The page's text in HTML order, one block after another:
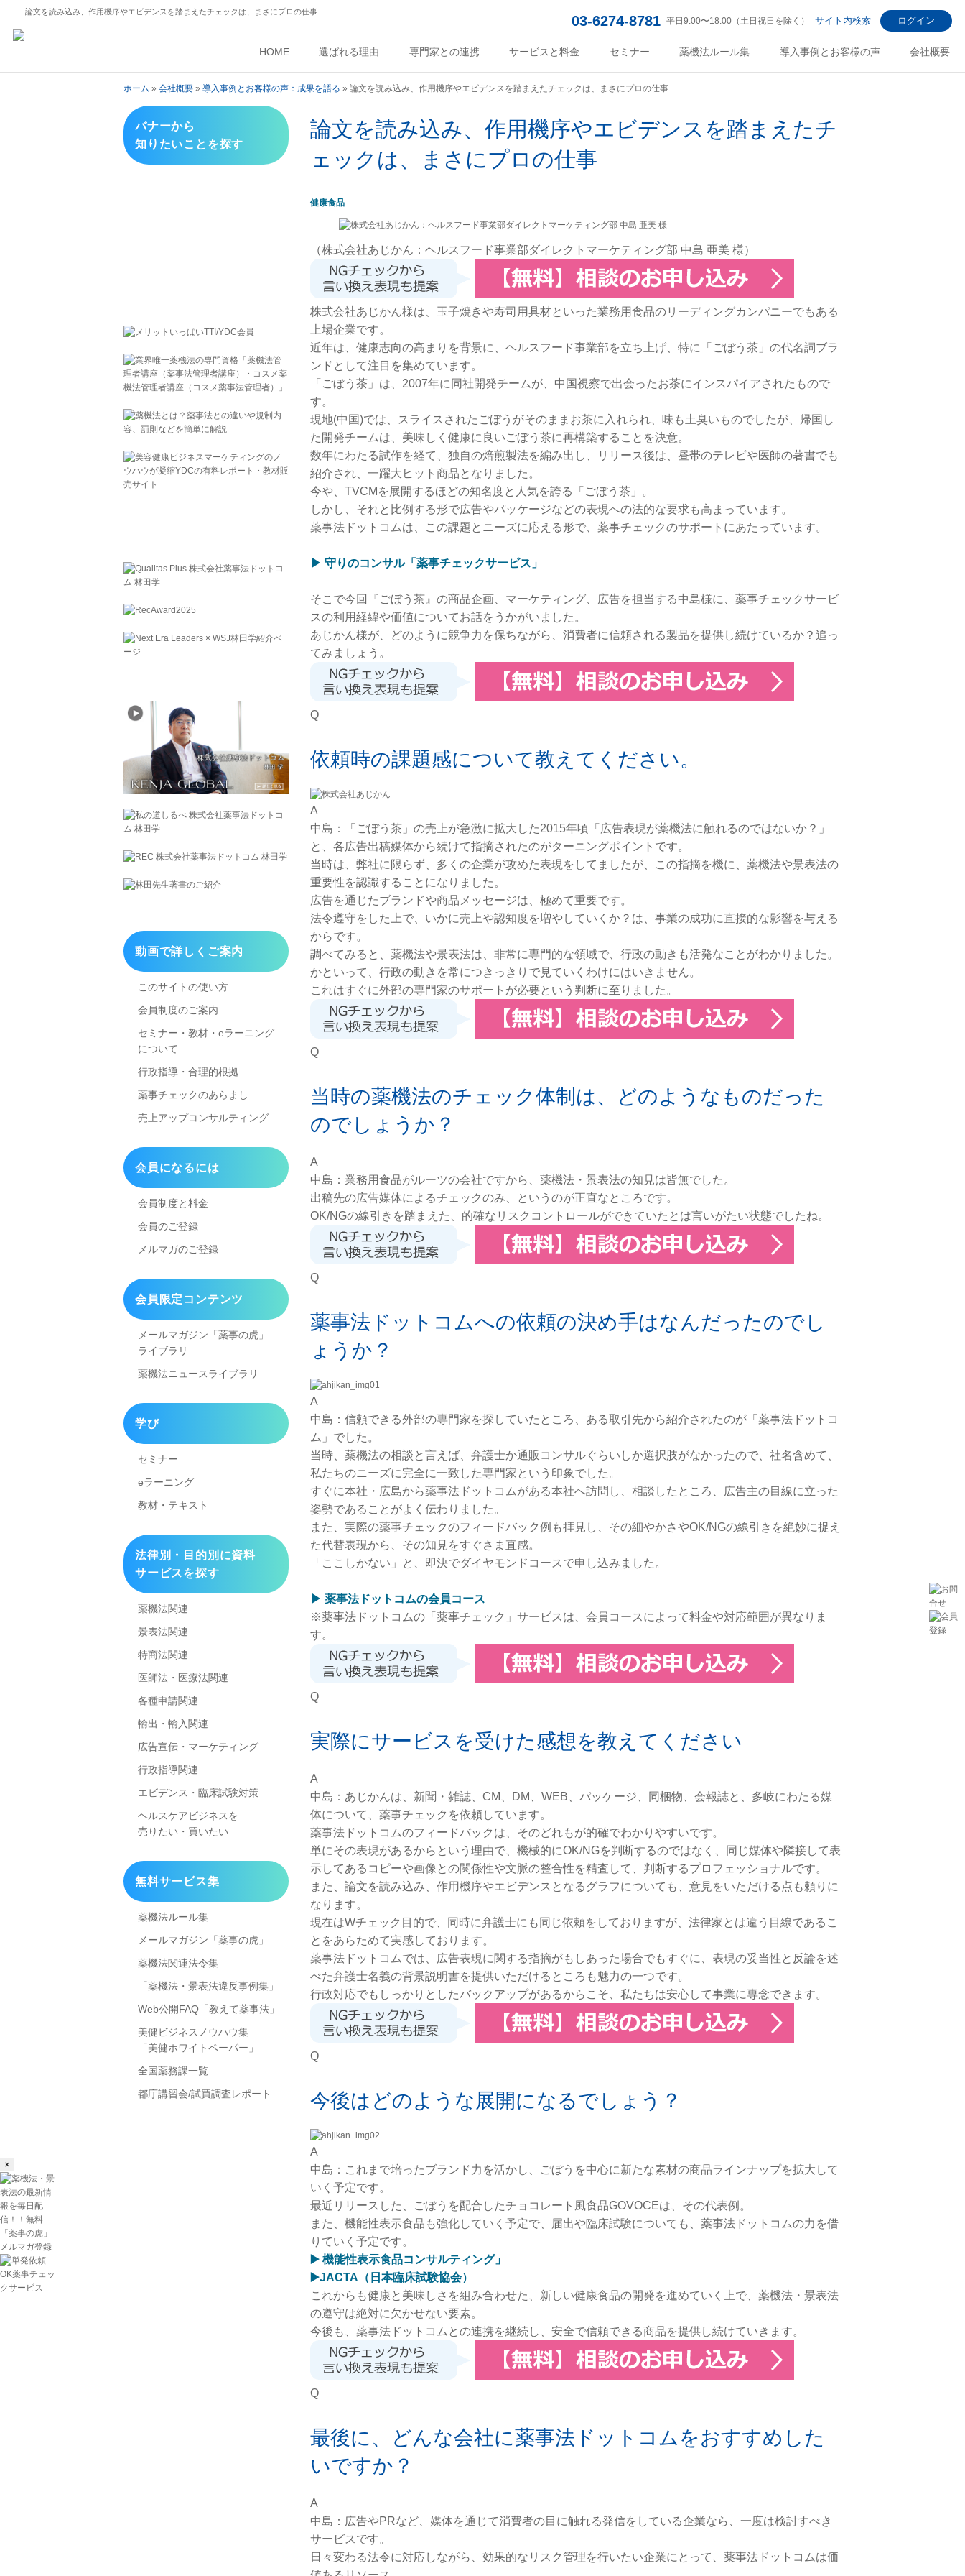
論文を読み込み、作用機序やエビデンスを踏まえたチェックは、まさにプロの仕事
03-6274-8781 平日9:00〜18:00（土日祝日を除く） サイト内検索 ログイン
HOME 選ばれる理由 専門家との連携 サービスと料金 セミナー 薬機法ルール集 導入事例とお客様の声 会社概要
×
ホーム » 会社概要 » 導入事例とお客様の声：成果を語る » 論文を読み込み、作用機序やエビデンスを踏まえたチェックは、まさにプロの仕事
論文を読み込み、作用機序やエビデンスを踏まえたチ
ェックは、まさにプロの仕事
健康食品
（株式会社あじかん：ヘルスフード事業部ダイレクトマーケティング部 中島 亜美 様）
株式会社あじかん様は、玉子焼きや寿司用具材といった業務用食品のリーディングカンパニーでもある
上場企業です。
近年は、健康志向の高まりを背景に、ヘルスフード事業部を立ち上げ、特に「ごぼう茶」の代名詞ブラ
ンドとして注目を集めています。
「ごぼう茶」は、2007年に同社開発チームが、中国視察で出会ったお茶にインスパイアされたもので
す。
現地(中国)では、スライスされたごぼうがそのままお茶に入れられ、味も土臭いものでしたが、帰国し
た開発チームは、美味しく健康に良いごぼう茶に再構築することを決意。
数年にわたる試作を経て、独自の焙煎製法を編み出し、リリース後は、昼帯のテレビや医師の著書でも
紹介され、一躍大ヒット商品となりました。
今や、TVCMを展開するほどの知名度と人気を誇る「ごぼう茶」。
しかし、それと比例する形で広告やパッケージなどの表現への法的な要求も高まっています。
薬事法ドットコムは、この課題とニーズに応える形で、薬事チェックのサポートにあたっています。
▶︎ 守りのコンサル「薬事チェックサービス」
そこで今回『ごぼう茶』の商品企画、マーケティング、広告を担当する中島様に、薬事チェックサービ
スの利用経緯や価値についてお話をうかがいました。
あじかん様が、どのように競争力を保ちながら、消費者に信頼される製品を提供し続けているか？追っ
てみましょう。
Q
依頼時の課題感について教えてください。
A
中島：「ごぼう茶」の売上が急激に拡大した2015年頃「広告表現が薬機法に触れるのではないか？」
と、各広告出稿媒体から続けて指摘されたのがターニングポイントです。
当時は、弊社に限らず、多くの企業が攻めた表現をしてましたが、この指摘を機に、薬機法や景表法の
重要性を認識することになりました。
広告を通じたブランドや商品メッセージは、極めて重要です。
法令遵守をした上で、いかに売上や認知度を増やしていくか？は、事業の成功に直接的な影響を与える
からです。
調べてみると、薬機法や景表法は、非常に専門的な領域で、行政の動きも活発なことがわかりました。
かといって、行政の動きを常につきっきりで見ていくわけにはいきません。
これはすぐに外部の専門家のサポートが必要という判断に至りました。
Q
当時の薬機法のチェック体制は、どのようなものだった
のでしょうか？
A
中島：業務用食品がルーツの会社ですから、薬機法・景表法の知見は皆無でした。
出稿先の広告媒体によるチェックのみ、というのが正直なところです。
OK/NGの線引きを踏まえた、的確なリスクコントロールができていたとは言いがたい状態でしたね。
Q
薬事法ドットコムへの依頼の決め手はなんだったのでし
ょうか？
A
中島：信頼できる外部の専門家を探していたところ、ある取引先から紹介されたのが「薬事法ドットコ
ム」でした。
当時、薬機法の相談と言えば、弁護士か通販コンサルぐらいしか選択肢がなかったので、社名含めて、
私たちのニーズに完全に一致した専門家という印象でした。
すぐに本社・広島から薬事法ドットコムがある本社へ訪問し、相談したところ、広告主の目線に立った
姿勢であることがよく伝わりました。
また、実際の薬事チェックのフィードバック例も拝見し、その細やかさやOK/NGの線引きを絶妙に捉え
た代替表現から、その知見をすぐさま直感。
「ここしかない」と、即決でダイヤモンドコースで申し込みました。
▶︎ 薬事法ドットコムの会員コース
※薬事法ドットコムの「薬事チェック」サービスは、会員コースによって料金や対応範囲が異なりま
す。
Q
実際にサービスを受けた感想を教えてください
A
中島：あじかんは、新聞・雑誌、CM、DM、WEB、パッケージ、同梱物、会報誌と、多岐にわたる媒
体について、薬事チェックを依頼しています。
薬事法ドットコムのフィードバックは、そのどれもが的確でわかりやすいです。
単にその表現があるからという理由で、機械的にOK/NGを判断するのではなく、同じ媒体や隣接して表
示してあるコピーや画像との関係性や文脈の整合性を精査して、判断するプロフェッショナルです。
また、論文を読み込み、作用機序やエビデンスとなるグラフについても、意見をいただける点も頼りに
なります。
現在はWチェック目的で、同時に弁護士にも同じ依頼をしておりますが、法律家とは違う目線であるこ
とをあらためて実感しております。
薬事法ドットコムでは、広告表現に関する指摘がもしあった場合でもすぐに、表現の妥当性と反論を述
べた弁護士名義の背景説明書を提供いただけるところも魅力の一つです。
行政対応でもしっかりとしたバックアップがあるからこそ、私たちは安心して事業に専念できます。
Q
今後はどのような展開になるでしょう？
A
中島：これまで培ったブランド力を活かし、ごぼうを中心に新たな素材の商品ラインナップを拡大して
いく予定です。
最近リリースした、ごぼうを配合したチョコレート風食品GOVOCEは、その代表例。
また、機能性表示食品も強化していく予定で、届出や臨床試験についても、薬事法ドットコムの力を借
りていく予定です。
▶️ 機能性表示食品コンサルティング」
▶️JACTA（日本臨床試験協会）
これからも健康と美味しさを組み合わせた、新しい健康食品の開発を進めていく上で、薬機法・景表法
の遵守は絶対に欠かせない要素。
今後も、薬事法ドットコムとの連携を継続し、安全で信頼できる商品を提供し続けていきます。
Q
最後に、どんな会社に薬事法ドットコムをおすすめした
いですか？
A
中島：広告やPRなど、媒体を通じて消費者の目に触れる発信をしている企業なら、一度は検討すべき
サービスです。
日々変わる法令に対応しながら、効果的なリスク管理を行いたい企業にとって、薬事法ドットコムは価
バナーから
知りたいことを探す
動画で詳しくご案内
このサイトの使い方
会員制度のご案内
セミナー・教材・eラーニング
について
行政指導・合理的根拠
薬事チェックのあらまし
売上アップコンサルティング
会員になるには
会員制度と料金
会員のご登録
メルマガのご登録
会員限定コンテンツ
メールマガジン「薬事の虎」
ライブラリ
薬機法ニュースライブラリ
学び
セミナー
eラーニング
教材・テキスト
法律別・目的別に資料
サービスを探す
薬機法関連
景表法関連
特商法関連
医師法・医療法関連
各種申請関連
輸出・輸入関連
広告宣伝・マーケティング
行政指導関連
エビデンス・臨床試験対策
ヘルスケアビジネスを
売りたい・買いたい
無料サービス集
薬機法ルール集
メールマガジン「薬事の虎」
薬機法関連法令集
「薬機法・景表法違反事例集」
Web公開FAQ「教えて薬事法」
美健ビジネスノウハウ集
「美健ホワイトペーパー」
全国薬務課一覧
都庁講習会/試買調査レポート